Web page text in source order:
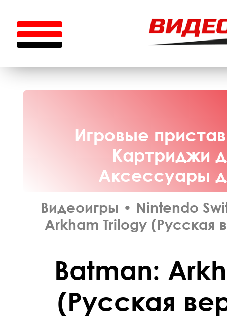
Игровые
Картриджи
Аксессуары
Видеоигры • Nintendo
Arkham Trilogy (Русская
Batman:
(Русская